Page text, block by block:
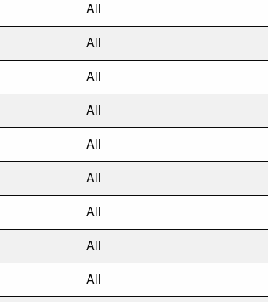
All
All
All
All
All
All
All
All
All